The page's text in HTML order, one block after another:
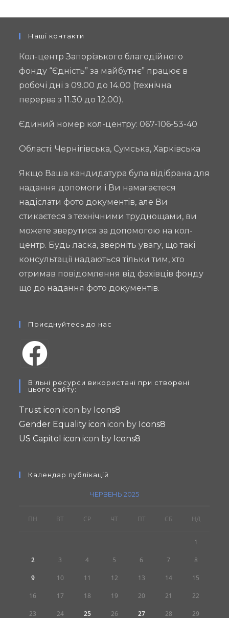
відбір
послуг
з
перевезення
команди
Наші контакти
Кол-центр Запорізького благодійного
фонду “Єдність” за майбутнє” працює в
робочі дні з 09.00 до 14.00 (технічна
перерва з 11.30 до 12.00).
Єдиний номер кол-центру: 067-106-53-40
Області: Чернігівська, Сумська, Харківська
Якщо Ваша кандидатура була відібрана для
надання допомоги і Ви намагаєтеся
надіслати фото документів, але Ви
стикаєтеся з технічними труднощами, ви
можете зверутися за допомогою на кол-
центр. Будь ласка, зверніть увагу, що такі
консультації надаються тільки тим, хто
отримав повідомлення від фахівців фонду
що до надання фото документів.
Приєднуйтесь до нас
new
tab
Вільні ресурси використані при створені
цього сайту:
Trust icon icon by Icons8
Gender Equality icon icon by Icons8
US Capitol icon icon by Icons8
Календар публікацій
ЧЕРВЕНЬ 2025
ПН ВТ СР ЧТ ПТ СБ НД
1
2 3 4 5 6 7 8
9 10 11 12 13 14 15
16 17 18 19 20 21 22
23 24 25 26 27 28 29